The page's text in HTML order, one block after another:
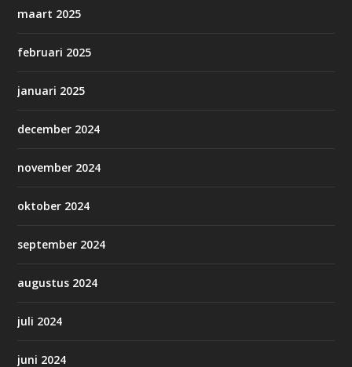
maart 2025
februari 2025
januari 2025
december 2024
november 2024
oktober 2024
september 2024
augustus 2024
juli 2024
juni 2024